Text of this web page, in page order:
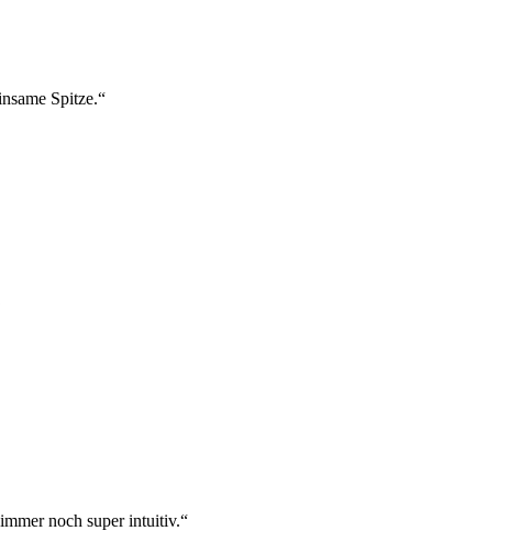
Spitze.“
noch super intuitiv.“